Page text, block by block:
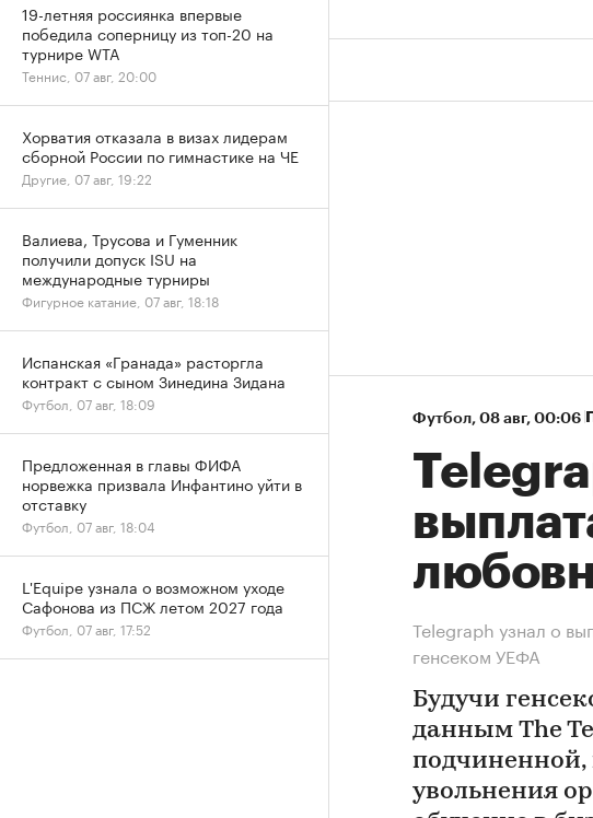
Футбол⁠, 08 авг, 00:06
Telegraph узнал о
генсеком УЕФА
Будучи
данным The
подчиненной,
увольнения
19-летняя россиянка впервые
победила соперницу из топ-20 на
турнире WTA
Теннис, 07 авг, 20:00
Хорватия отказала в визах лидерам
сборной России по гимнастике на ЧЕ
Другие, 07 авг, 19:22
Валиева, Трусова и Гуменник
получили допуск ISU на
международные турниры
Фигурное катание, 07 авг, 18:18
Испанская «Гранада» расторгла
контракт с сыном Зинедина Зидана
Футбол, 07 авг, 18:09
Предложенная в главы ФИФА
норвежка призвала Инфантино уйти в
отставку
Футбол, 07 авг, 18:04
L'Equipe узнала о возможном уходе
Сафонова из ПСЖ летом 2027 года
Футбол, 07 авг, 17:52